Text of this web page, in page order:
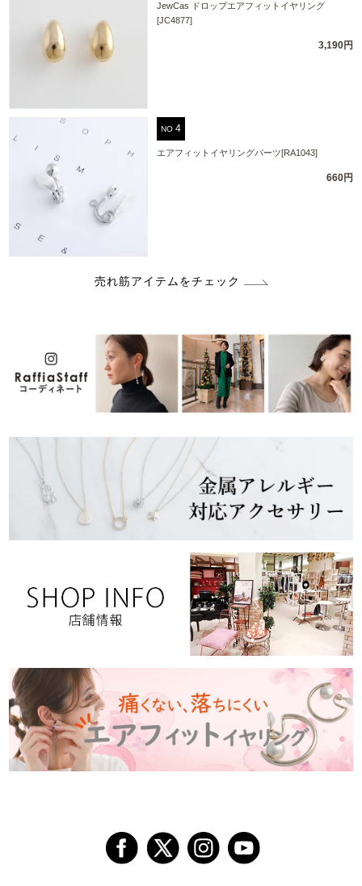
JewCas ドロップエアフィットイヤリング
[JC4877]
3,190円
NO
エアフィットイヤリングパーツ[RA1043]
660円
売れ筋アイテムをチェック